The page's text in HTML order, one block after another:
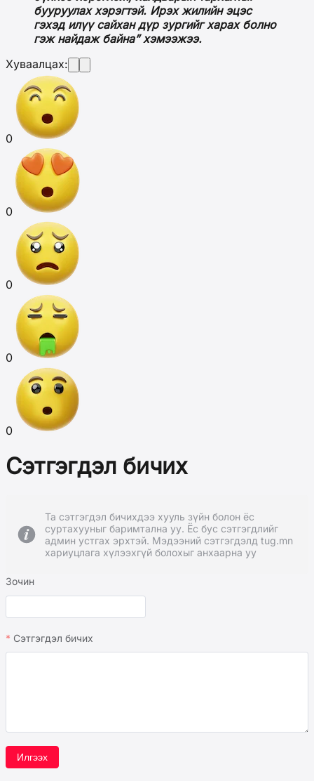
бууруулах хэрэгтэй. Ирэх жилийн эцэс
гэхэд илүү сайхан дүр зургийг харах болно
гэж найдаж байна” хэмээжээ.
Хуваалцах:
0
0
0
0
0
Сэтгэгдэл бичих
Та сэтгэгдэл бичихдээ хууль зүйн болон ёс
суртахууныг баримтална уу. Ёс бус сэтгэгдлийг
админ устгах эрхтэй. Мэдээний сэтгэгдэлд tug.mn
хариуцлага хүлээхгүй болохыг анхаарна уу
Зочин
Сэтгэгдэл бичих
Илгээх